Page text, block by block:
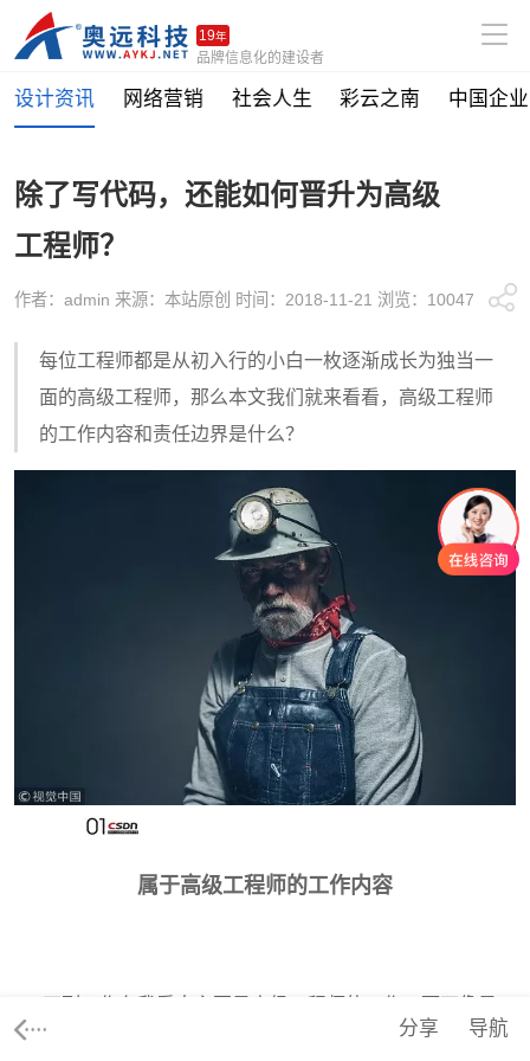
19年
品牌信息化的建设者
设计资讯 网络营销 社会人生 彩云之南 中国企
除了写代码，还能如何晋升为高级
工程师？
作者：admin 来源：本站原创 时间：2018-11-21 浏览：10047
每位工程师都是从初入行的小白一枚逐渐成长为独当一
面的高级工程师，那么本文我们就来看看，高级工程师
的工作内容和责任边界是什么？
属于高级工程师的工作内容
经理的工作。虽然管理人员肯定会承担其中一些，尤其是
导航
分享